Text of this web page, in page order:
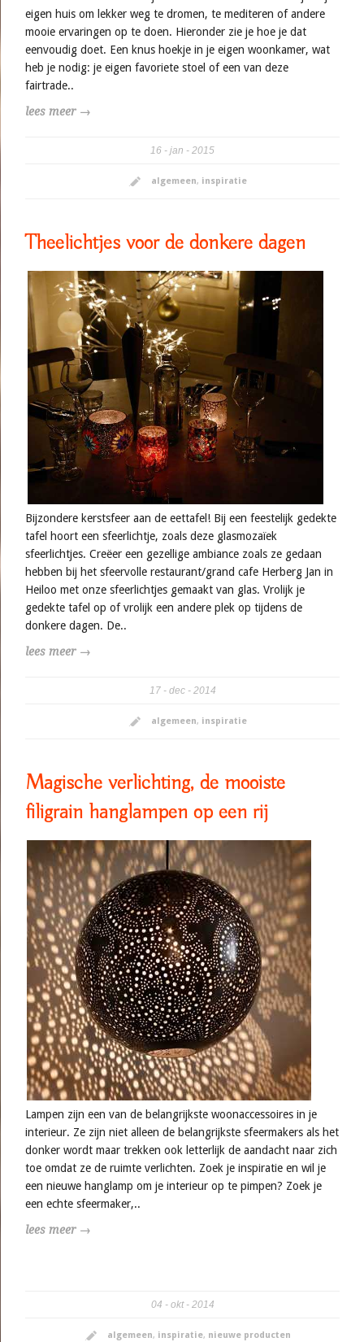
eigen huis om lekker weg te dromen, te mediteren of andere
mooie ervaringen op te doen. Hieronder zie je hoe je dat
eenvoudig doet. Een knus hoekje in je eigen woonkamer, wat
heb je nodig: je eigen favoriete stoel of een van deze
fairtrade..
lees meer →
16 jan 2015
algemeen, inspiratie
Theelichtjes voor de donkere dagen
Bijzondere kerstsfeer aan de eettafel! Bij een feestelijk gedekte
tafel hoort een sfeerlichtje, zoals deze glasmozaïek
sfeerlichtjes. Creëer een gezellige ambiance zoals ze gedaan
hebben bij het sfeervolle restaurant/grand cafe Herberg Jan in
Heiloo met onze sfeerlichtjes gemaakt van glas. Vrolijk je
gedekte tafel op of vrolijk een andere plek op tijdens de
donkere dagen. De..
lees meer →
17 dec 2014
algemeen, inspiratie
Magische verlichting, de mooiste
filigrain hanglampen op een rij
Lampen zijn een van de belangrijkste woonaccessoires in je
interieur. Ze zijn niet alleen de belangrijkste sfeermakers als het
donker wordt maar trekken ook letterlijk de aandacht naar zich
toe omdat ze de ruimte verlichten. Zoek je inspiratie en wil je
een nieuwe hanglamp om je interieur op te pimpen? Zoek je
een echte sfeermaker,..
lees meer →
04 okt 2014
algemeen, inspiratie, nieuwe producten